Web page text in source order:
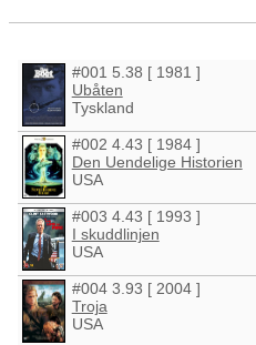
#001 5.38 [ 1981 ]
Ubåten
Tyskland
#002 4.43 [ 1984 ]
Den Uendelige Historien
USA
#003 4.43 [ 1993 ]
I skuddlinjen
USA
#004 3.93 [ 2004 ]
Troja
USA